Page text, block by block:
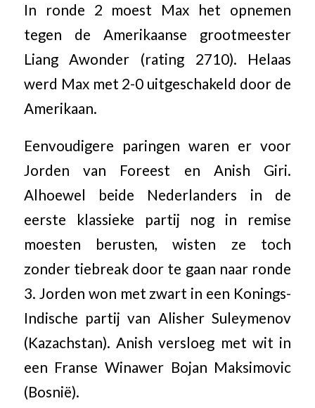
In ronde 2 moest Max het opnemen
tegen de Amerikaanse grootmeester
Liang Awonder (rating 2710). Helaas
werd Max met 2-0 uitgeschakeld door de
Amerikaan.
Eenvoudigere paringen waren er voor
Jorden van Foreest en Anish Giri.
Alhoewel beide Nederlanders in de
eerste klassieke partij nog in remise
moesten berusten, wisten ze toch
zonder tiebreak door te gaan naar ronde
3. Jorden won met zwart in een Konings-
Indische partij van Alisher Suleymenov
(Kazachstan). Anish versloeg met wit in
een Franse Winawer Bojan Maksimovic
(Bosnië).